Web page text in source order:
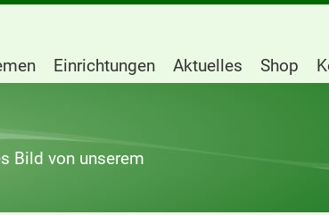
Einrichtungen Aktuelles Shop
Bild von unserem